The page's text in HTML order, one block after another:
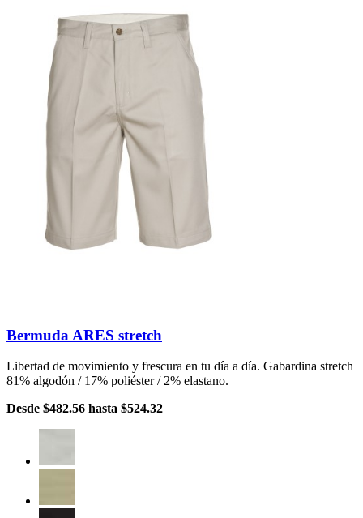
Bermuda ARES stretch
Libertad de movimiento y frescura en tu día a día. Gabardina stretch
81% algodón / 17% poliéster / 2% elastano.
Desde $482.56 hasta $524.32